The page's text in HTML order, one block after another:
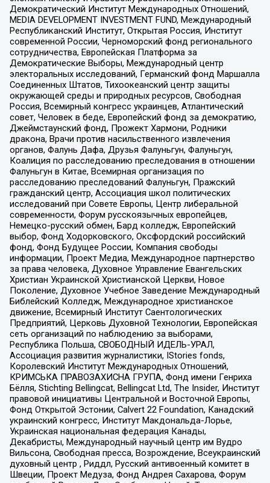
Демократический Институт Международных Отношений,
MEDIA DEVELOPMENT INVESTMENT FUND, Международный
Республиканский Институт, Открытая Россия, Институт
современной России, Черноморский фонд регионального
сотрудничества, Европейская Платформа за
Демократические Выборы, Международный центр
электоральных исследований, Германский фонд Маршалла
Соединенных Штатов, Тихоокеанский центр защиты
окружающей среды и природных ресурсов, Свободная
Россия, Всемирный конгресс украинцев, Атлантический
совет, Человек в беде, Европейский фонд за демократию,
Джеймстаунский фонд, Прожект Хармони, Родники
дракона, Врачи против насильственного извлечения
органов, Фалунь Дафа, Друзья Фалуньгун, Фалуньгун,
Коалиция по расследованию преследования в отношении
Фалуньгун в Китае, Всемирная организация по
расследованию преследований Фалуньгун, Пражский
гражданский центр, Ассоциация школ политических
исследований при Совете Европы, Центр либеральной
современности, Форум русскоязычных европейцев,
Немецко-русский обмен, Бард колледж, Европейский
выбор, Фонд Ходорковского, Оксфордский российский
фонд, Фонд Будущее России, Компания свободы
информации, Проект Медиа, Международное партнерство
за права человека, Духовное Управление Евангельских
Христиан Украинской Христианской Церкви, Новое
Поколение, Духовное Учебное Заведение Международный
Библейский Колледж, Международное христианское
движение, Всемирный Институт Саентологических
Предприятий, Церковь Духовной Технологии, Европейская
сеть организаций по наблюдению за выборами,
Республика Польша, СВОБОДНЫЙ ИДЕЛЬ-УРАЛ,
Ассоциация развития журналистики, IStories fonds,
Королевский Институт Международных Отношений,
КРИМСЬКА ПРАВОЗАХИСНА ГРУПА, Фонд имени Генриха
Бёлля, Stichting Bellingcat, Bellingcat Ltd, The Insider, Институт
правовой инициативы Центральной и Восточной Европы,
Фонд Открытой Эстонии, Calvert 22 Foundation, Канадский
украинский конгресс, Институт Макдональда-Лорье,
Украинская национальная федерация Канады,
Декабристы, Международный научный центр им Вудро
Вильсона, Свободная пресса, Возрождение, Всеукраинский
духовный центр , Риддл, Русский антивоенный комитет в
Швеции, Проект Медуза, Фонд Андрея Сахарова, Форум